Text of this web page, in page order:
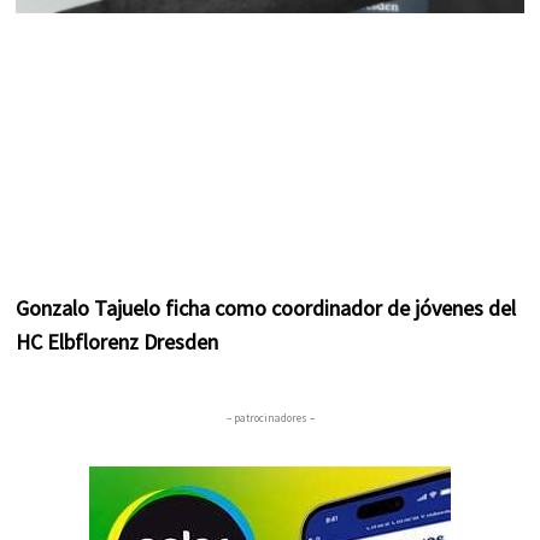
Gonzalo Tajuelo ficha como coordinador de jóvenes del
HC Elbflorenz Dresden
– patrocinadores –